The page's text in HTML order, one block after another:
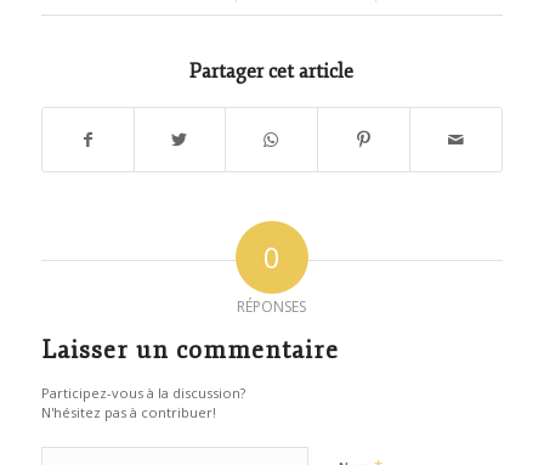
Partager cet article
0
RÉPONSES
Laisser un commentaire
Participez-vous à la discussion?
N'hésitez pas à contribuer!